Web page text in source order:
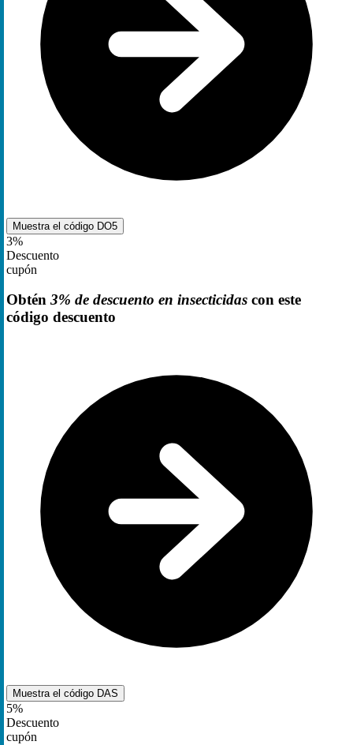
Muestra el código DO5
3%
Descuento
cupón
Obtén 3% de descuento en insecticidas con este
código descuento
Muestra el código DAS
5%
Descuento
cupón